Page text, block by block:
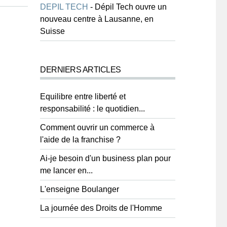
DEPIL TECH - Dépil Tech ouvre un
nouveau centre à Lausanne, en
Suisse
DERNIERS ARTICLES
Equilibre entre liberté et
responsabilité : le quotidien...
Comment ouvrir un commerce à
l'aide de la franchise ?
Ai-je besoin d'un business plan pour
me lancer en...
L'enseigne Boulanger
La journée des Droits de l'Homme